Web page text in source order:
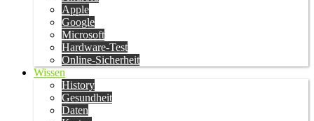
Apple
Google
Microsoft
Hardware-Test
Online-Sicherheit
Wissen
History
Gesundheit
Daten